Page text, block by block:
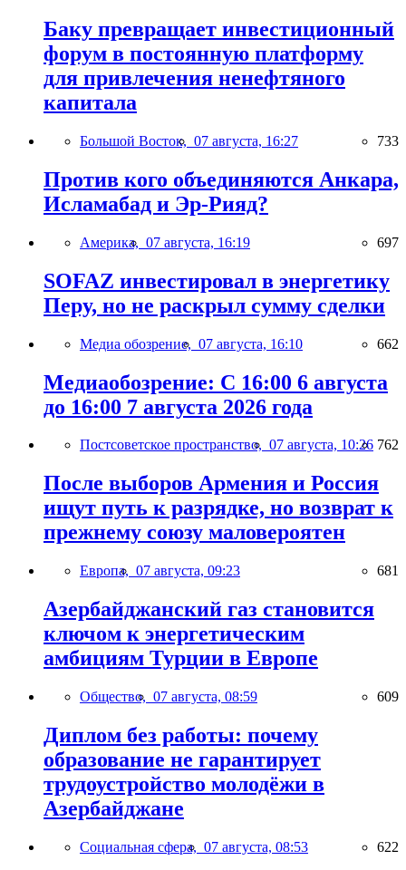
Баку превращает инвестиционный
форум в постоянную платформу
для привлечения ненефтяного
капитала
Большой Восток, 07 августа, 16:27 733
Против кого объединяются Анкара,
Исламабад и Эр-Рияд?
Америка, 07 августа, 16:19 697
SOFAZ инвестировал в энергетику
Перу, но не раскрыл сумму сделки
Медиа обозрение, 07 августа, 16:10 662
Медиаобозрение: С 16:00 6 августа
до 16:00 7 августа 2026 года
Постсоветское пространство, 07 августа, 10:26 762
После выборов Армения и Россия
ищут путь к разрядке, но возврат к
прежнему союзу маловероятен
Европа, 07 августа, 09:23 681
Азербайджанский газ становится
ключом к энергетическим
амбициям Турции в Европе
Общество, 07 августа, 08:59 609
Диплом без работы: почему
образование не гарантирует
трудоустройство молодёжи в
Азербайджане
Социальная сфера, 07 августа, 08:53 622